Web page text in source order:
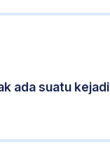
ada suatu